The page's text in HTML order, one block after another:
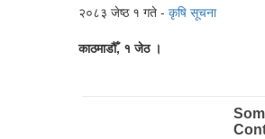
२०८३ जेष्ठ १ गते
कृषि सूचना
काठमाडौँ, १ जेठ ।